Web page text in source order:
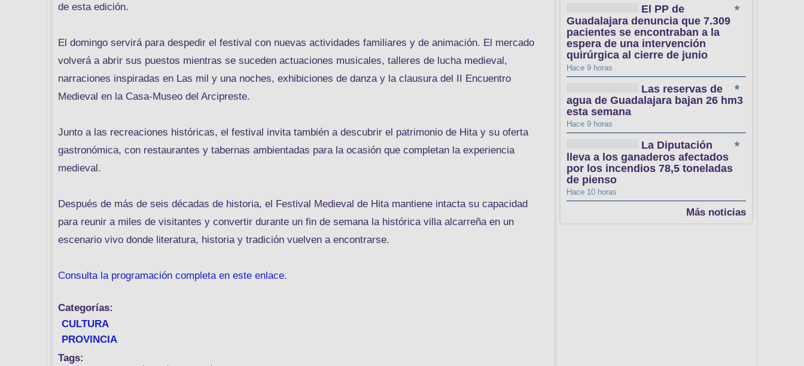
de esta edición.
El domingo servirá para despedir el festival con nuevas actividades familiares y de animación. El mercado
volverá a abrir sus puestos mientras se suceden actuaciones musicales, talleres de lucha medieval,
narraciones inspiradas en Las mil y una noches, exhibiciones de danza y la clausura del II Encuentro
Medieval en la Casa-Museo del Arcipreste.
Junto a las recreaciones históricas, el festival invita también a descubrir el patrimonio de Hita y su oferta
gastronómica, con restaurantes y tabernas ambientadas para la ocasión que completan la experiencia
medieval.
Después de más de seis décadas de historia, el Festival Medieval de Hita mantiene intacta su capacidad
para reunir a miles de visitantes y convertir durante un fin de semana la histórica villa alcarreña en un
escenario vivo donde literatura, historia y tradición vuelven a encontrarse.
Consulta la programación completa en este enlace.
Categorías:
CULTURA
PROVINCIA
Tags:
El PP de
Guadalajara denuncia que 7.309
pacientes se encontraban a la
espera de una intervención
quirúrgica al cierre de junio
Hace 9 horas
Las reservas de
agua de Guadalajara bajan 26 hm3
esta semana
Hace 9 horas
La Diputación
lleva a los ganaderos afectados
por los incendios 78,5 toneladas
de pienso
Hace 10 horas
Más noticias